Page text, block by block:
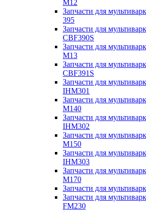
M12
Запчасти для
395
Запчасти для
CBF390S
Запчасти для
M13
Запчасти для
CBF391S
Запчасти для
IHM301
Запчасти для
M140
Запчасти для
IHM302
Запчасти для
M150
Запчасти для
IHM303
Запчасти для
M170
Запчасти для
Запчасти для
FM230